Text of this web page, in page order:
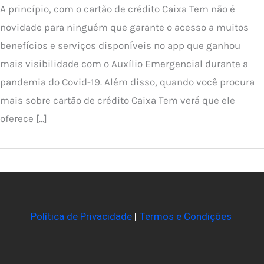
A princípio, com o cartão de crédito Caixa Tem não é
novidade para ninguém que garante o acesso a muitos
benefícios e serviços disponíveis no app que ganhou
mais visibilidade com o Auxílio Emergencial durante a
pandemia do Covid-19. Além disso, quando você procura
mais sobre cartão de crédito Caixa Tem verá que ele
oferece […]
Política de Privacidade| Termos e Condições